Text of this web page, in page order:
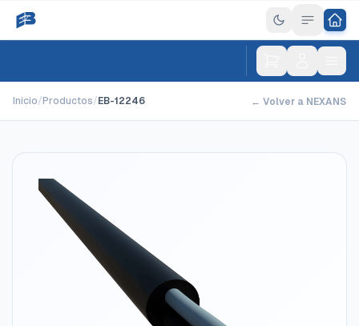
Inicio/Productos/EB-12246 ← Volver a NEXANS